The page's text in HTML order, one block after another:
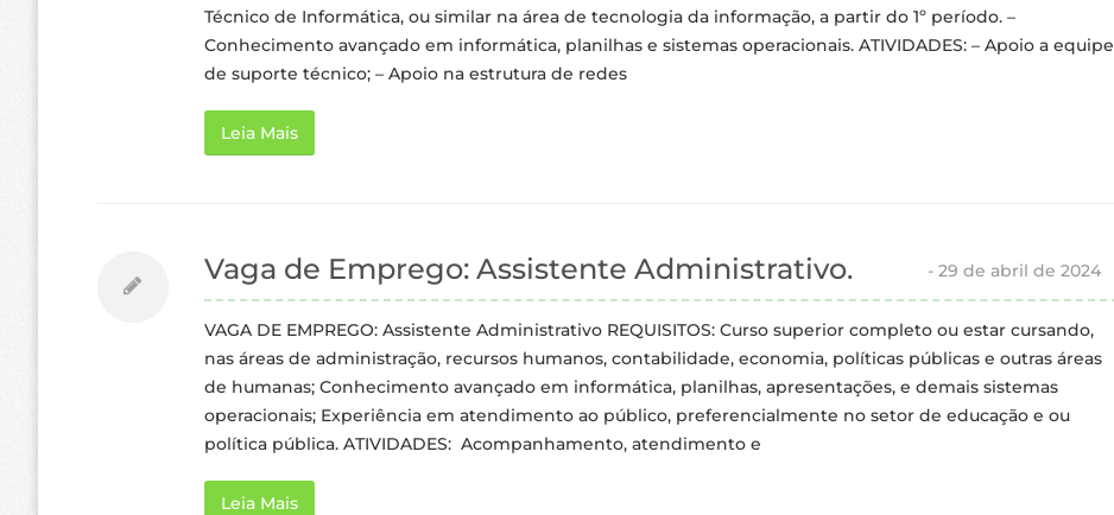
Técnico de Informática, ou similar na área de tecnologia da informação, a partir do 1º período. –
Conhecimento avançado em informática, planilhas e sistemas operacionais. ATIVIDADES: – Apoio a equipe
de suporte técnico; – Apoio na estrutura de redes
Leia Mais
Vaga de Emprego: Assistente Administrativo. - 29 de abril de 2024
VAGA DE EMPREGO: Assistente Administrativo REQUISITOS: Curso superior completo ou estar cursando,
nas áreas de administração, recursos humanos, contabilidade, economia, políticas públicas e outras áreas
de humanas; Conhecimento avançado em informática, planilhas, apresentações, e demais sistemas
operacionais; Experiência em atendimento ao público, preferencialmente no setor de educação e ou
política pública. ATIVIDADES: Acompanhamento, atendimento e
Leia Mais